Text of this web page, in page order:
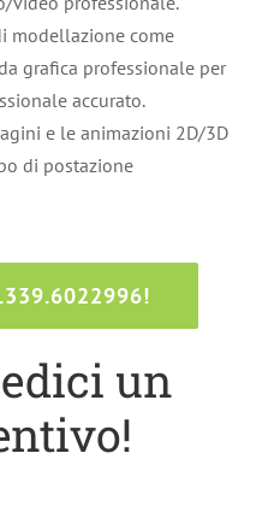
modellazione come
grafica professionale per
accurato.
e le animazioni 2D/3D
di postazione
un